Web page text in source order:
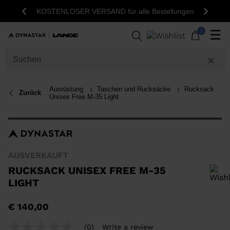
ZurückKOSTENLOSER VERSAND für alle Bestellungen
0 ☰
Zurück Ausrüstung Taschen und Rucksäcke
Rucksack
Unisex Free M-35 Light
AUSVERKAUFT
RUCKSACK UNISEX FREE M-35
LIGHT
Größe aus
€ 140,00
(0) Write a review